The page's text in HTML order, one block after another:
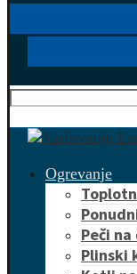
Ogrevanje
Peči
Plinski